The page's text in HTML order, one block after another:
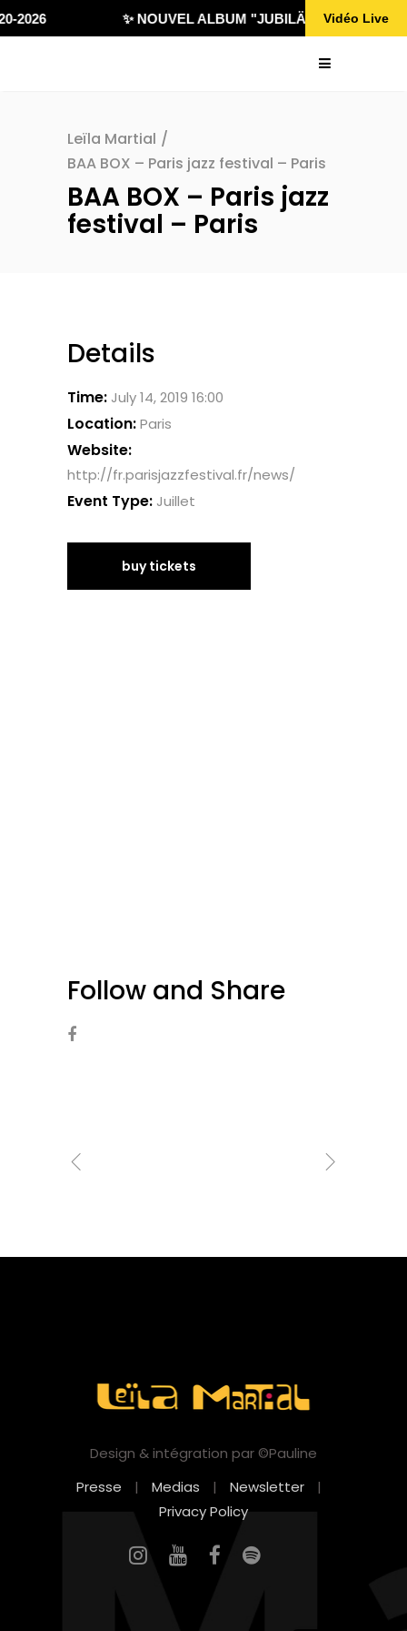
2026 ✨ NOUVEL ALBUM "JUBILÄ 432"Vidéo Live
Leïla Martial /
BAA BOX – Paris jazz festival – Paris
BAA BOX – Paris jazz
festival – Paris
Details
Time: July 14, 2019 16:00
Location:Paris
Website:
http://fr.parisjazzfestival.fr/news/
Event Type: Juillet
buy tickets
Follow and Share
Design & intégration par ©Pauline
Presse
| Medias | Newsletter
|
Privacy Policy